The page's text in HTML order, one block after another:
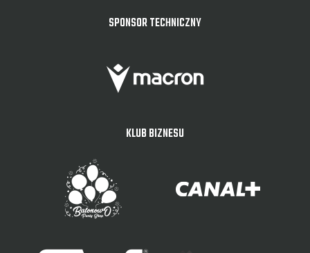
SPONSOR TECHNICZNY
KLUB BIZNESU